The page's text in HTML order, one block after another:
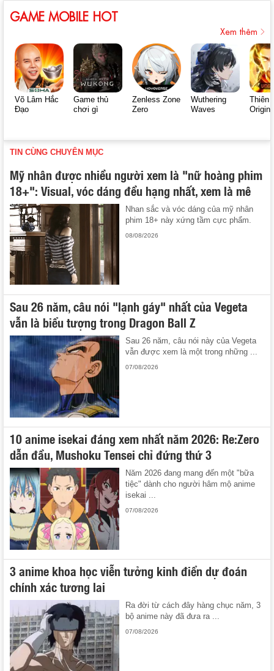
GAME MOBILE HOT
Xem thêm
Võ Lâm Hắc
Đạo
Game thủ
chơi gì
Zenless Zone
Zero
Wuthering
Waves
Thiên
Origin
TIN CÙNG CHUYÊN MỤC
Mỹ nhân được nhiều người xem là "nữ hoàng phim
18+": Visual, vóc dáng đều hạng nhất, xem là mê
Nhan sắc và vóc dáng của mỹ nhân
phim 18+ này xứng tầm cực phẩm.
08/08/2026
Sau 26 năm, câu nói "lạnh gáy" nhất của Vegeta
vẫn là biểu tượng trong Dragon Ball Z
Sau 26 năm, câu nói này của Vegeta
vẫn được xem là một trong những ...
07/08/2026
10 anime isekai đáng xem nhất năm 2026: Re:Zero
dẫn đầu, Mushoku Tensei chỉ đứng thứ 3
Năm 2026 đang mang đến một "bữa
tiệc" dành cho người hâm mộ anime
isekai ...
07/08/2026
3 anime khoa học viễn tưởng kinh điển dự đoán
chính xác tương lai
Ra đời từ cách đây hàng chục năm, 3
bộ anime này đã đưa ra ...
07/08/2026